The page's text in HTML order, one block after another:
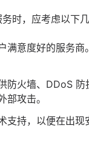
时，应考虑以下几
满意度好的服务
防火墙、DDoS
攻击。
支持，以便在出现